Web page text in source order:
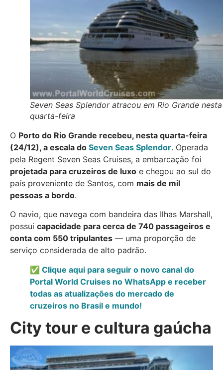
Seven Seas Splendor atracou em Rio Grande nesta
quarta-feira
O Porto do Rio Grande recebeu, nesta quarta-feira
(24/12), a escala do Seven Seas Splendor. Operada
pela Regent Seven Seas Cruises, a embarcação foi
projetada para cruzeiros de luxo e chegou ao sul do
país proveniente de Santos, com mais de mil
pessoas a bordo.
O navio, que navega com bandeira das Ilhas Marshall,
possui capacidade para cerca de 740 passageiros e
conta com 550 tripulantes — uma proporção de
serviço considerada de alto padrão.
✅ Clique aqui para seguir o novo canal do
Portal World Cruises no WhatsApp e receber
todas as atualizações do mercado de
cruzeiros no Brasil e mundo!
City tour e cultura gaúcha